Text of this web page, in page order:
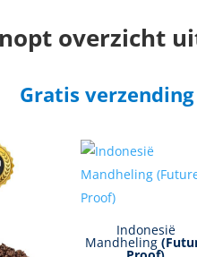
overzicht
Gratis
Indonesië
Mandheling